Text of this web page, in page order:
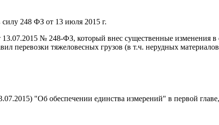
248 ФЗ от 13 июля 2015 г.
13.07.2015 № 248-ФЗ, который внес существенные изменения
перевозки тяжеловесных грузов (в т.ч. нерудных
"Об обеспечении единства измерений" в первой